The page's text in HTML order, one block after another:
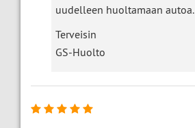
uudelleen huoltamaan autoa.
Terveisin
GS-Huolto